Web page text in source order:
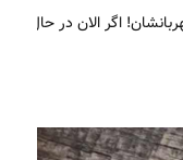
اگر الان در حال